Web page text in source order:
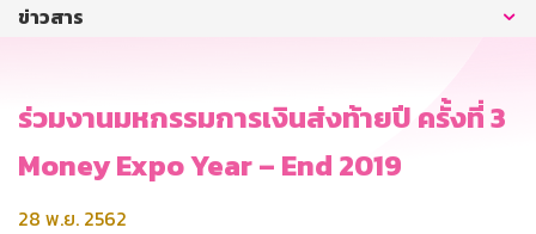
ข่าวสาร
ร่วมงานมหกรรมการเงินส่งท้ายปี ครั้งที่ 3
Money Expo Year – End 2019
28 พ.ย. 2562